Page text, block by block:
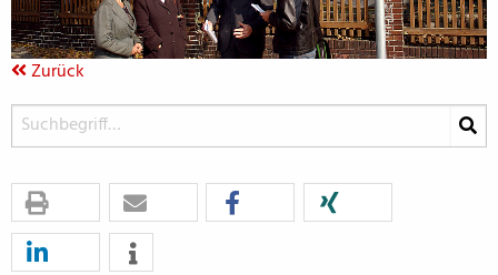
Zurück